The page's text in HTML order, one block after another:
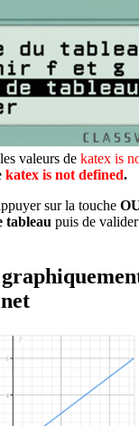
valeurs de katex is
katex is not defined.
sur la touche
tableau puis de